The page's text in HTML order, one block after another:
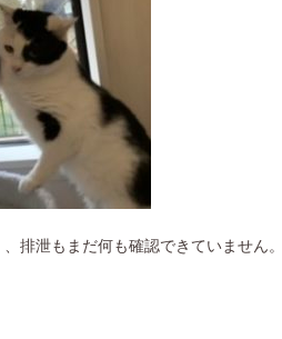
排泄もまだ何も確認できていません